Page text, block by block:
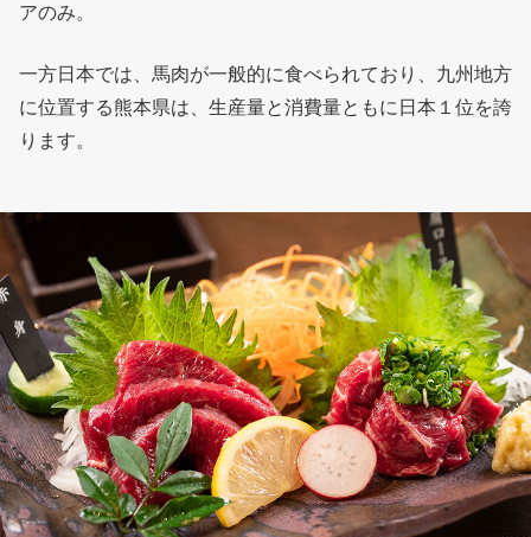
アのみ。
一方日本では、馬肉が一般的に食べられており、九州地方
に位置する熊本県は、生産量と消費量ともに日本１位を誇
ります。